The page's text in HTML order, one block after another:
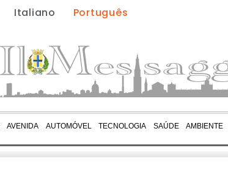
Italiano Português
AVENIDA AUTOMÓVEL TECNOLOGIA SAÚDE AMBIENTE